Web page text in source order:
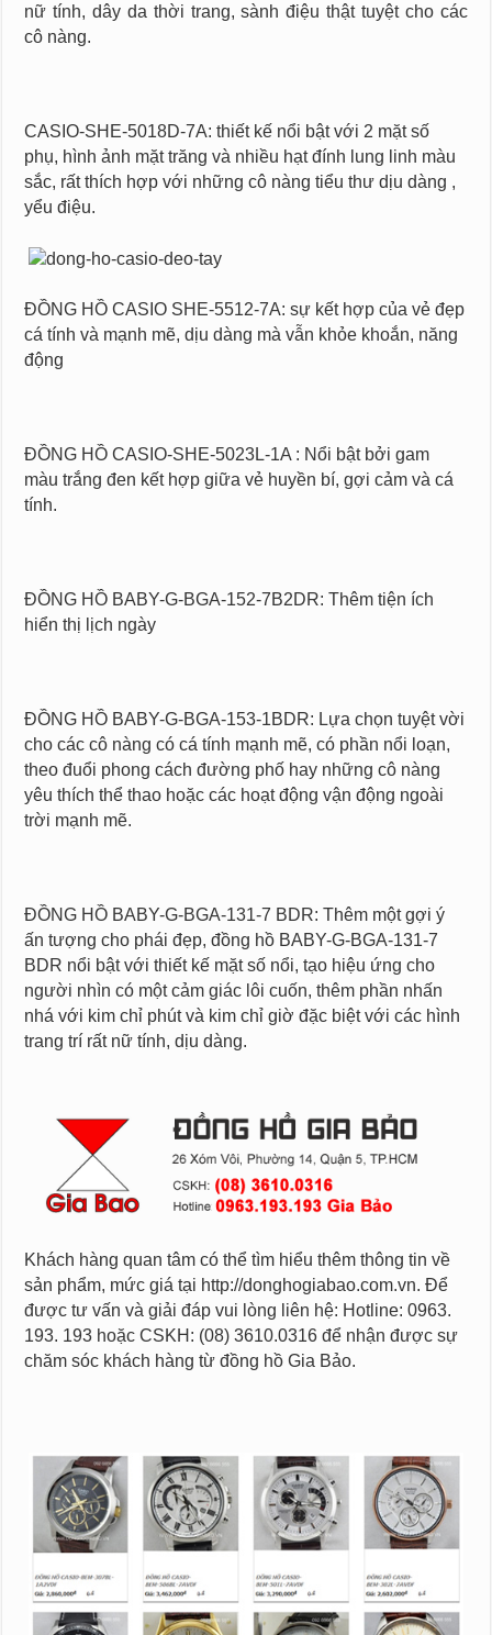
nữ tính, dây da thời trang, sành điệu thật tuyệt cho các
cô nàng.
CASIO-SHE-5018D-7A: thiết kế nổi bật với 2 mặt số
phụ, hình ảnh mặt trăng và nhiều hạt đính lung linh màu
sắc, rất thích hợp với những cô nàng tiểu thư dịu dàng ,
yểu điệu.
ĐỒNG HỒ CASIO SHE-5512-7A: sự kết hợp của vẻ đẹp
cá tính và mạnh mẽ, dịu dàng mà vẫn khỏe khoắn, năng
động
ĐỒNG HỒ CASIO-SHE-5023L-1A : Nổi bật bởi gam
màu trắng đen kết hợp giữa vẻ huyền bí, gợi cảm và cá
tính.
ĐỒNG HỒ BABY-G-BGA-152-7B2DR: Thêm tiện ích
hiển thị lịch ngày
ĐỒNG HỒ BABY-G-BGA-153-1BDR: Lựa chọn tuyệt vời
cho các cô nàng có cá tính mạnh mẽ, có phần nổi loạn,
theo đuổi phong cách đường phố hay những cô nàng
yêu thích thể thao hoặc các hoạt động vận động ngoài
trời mạnh mẽ.
ĐỒNG HỒ BABY-G-BGA-131-7 BDR: Thêm một gợi ý
ấn tượng cho phái đẹp, đồng hồ BABY-G-BGA-131-7
BDR nổi bật với thiết kế mặt số nổi, tạo hiệu ứng cho
người nhìn có một cảm giác lôi cuốn, thêm phần nhấn
nhá với kim chỉ phút và kim chỉ giờ đặc biệt với các hình
trang trí rất nữ tính, dịu dàng.
Khách hàng quan tâm có thể tìm hiểu thêm thông tin về
sản phẩm, mức giá tại http://donghogiabao.com.vn. Để
được tư vấn và giải đáp vui lòng liên hệ: Hotline: 0963.
193. 193 hoặc CSKH: (08) 3610.0316 để nhận được sự
chăm sóc khách hàng từ đồng hồ Gia Bảo.